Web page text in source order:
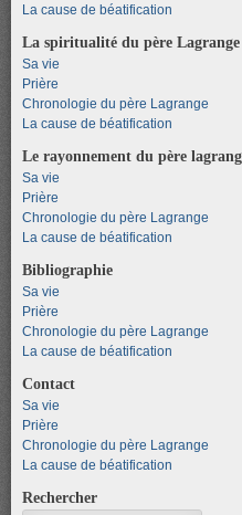
La cause de béatification
La spiritualité du père Lagrange
Sa vie
Prière
Chronologie du père Lagrange
La cause de béatification
Le rayonnement du père
Sa vie
Prière
Chronologie du père Lagrange
La cause de béatification
Bibliographie
Sa vie
Prière
Chronologie du père Lagrange
La cause de béatification
Contact
Sa vie
Prière
Chronologie du père Lagrange
La cause de béatification
Rechercher